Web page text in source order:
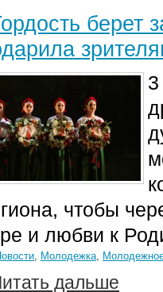
берет
чтобы
и любви к
, Молодежка,
дальше